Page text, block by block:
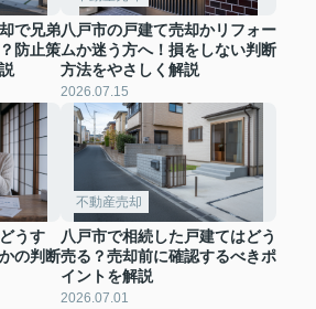
で兄弟
防止策
八戸市の戸建て売却かリフォー
ムか迷う方へ！損をしない判断
方法をやさしく解説
2026.07.15
うす
の判断
不動産売却
八戸市で相続した戸建てはどう
売る？売却前に確認するべきポ
イントを解説
2026.07.01